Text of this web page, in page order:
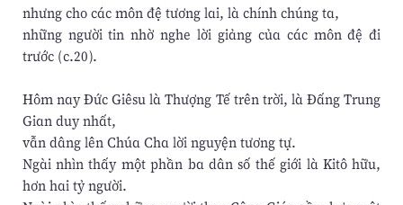
nhưng cho các môn đệ tương lai, là chính chúng ta,
những người tin nhờ nghe lời giảng của các môn đệ đi
trước (c.20).
Hôm nay Đức Giêsu là Thượng Tế trên trời, là Đấng Trung
Gian duy nhất,
vẫn dâng lên Chúa Cha lời nguyện tương tự.
Ngài nhìn thấy một phần ba dân số thế giới là Kitô hữu,
hơn hai tỷ người.